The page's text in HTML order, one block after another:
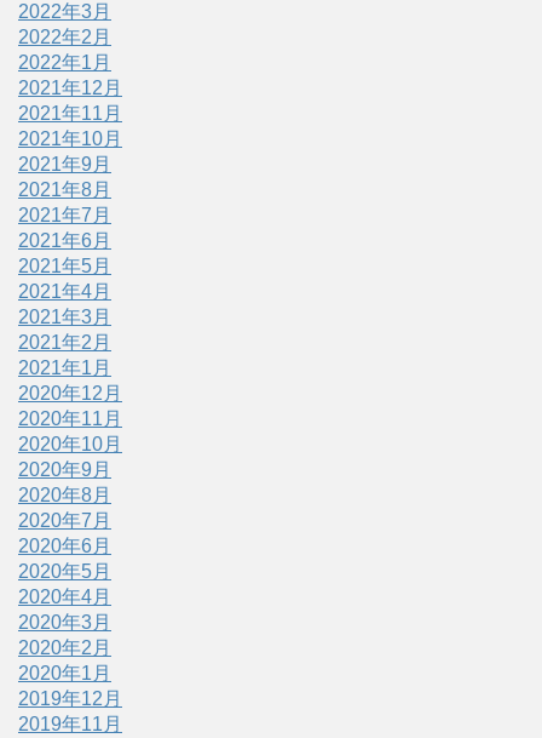
2022年3月
2022年2月
2022年1月
2021年12月
2021年11月
2021年10月
2021年9月
2021年8月
2021年7月
2021年6月
2021年5月
2021年4月
2021年3月
2021年2月
2021年1月
2020年12月
2020年11月
2020年10月
2020年9月
2020年8月
2020年7月
2020年6月
2020年5月
2020年4月
2020年3月
2020年2月
2020年1月
2019年12月
2019年11月